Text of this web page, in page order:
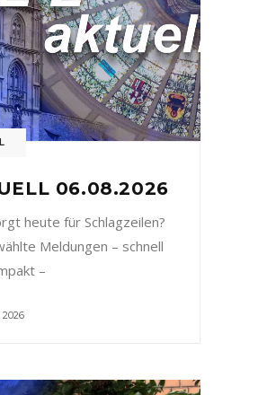
06.08.2026
heute für Schlagzeilen?
Meldungen – schnell
–